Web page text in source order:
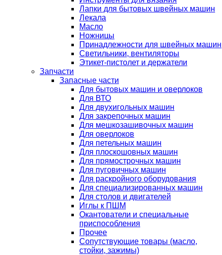
Лапки для бытовых швейных машин
Лекала
Масло
Ножницы
Принадлежности для швейных машин
Светильники, вентиляторы
Этикет-пистолет и держатели
Запчасти
Запасные части
Для бытовых машин и оверлоков
Для ВТО
Для двухигольных машин
Для закрепочных машин
Для мешкозашивочных машин
Для оверлоков
Для петельных машин
Для плоскошовных машин
Для прямострочных машин
Для пуговичных машин
Для раскройного оборудования
Для специализированных машин
Для столов и двигателей
Иглы к ПШМ
Окантователи и специальные
приспособления
Прочее
Сопутствующие товары (масло,
стойки, зажимы)